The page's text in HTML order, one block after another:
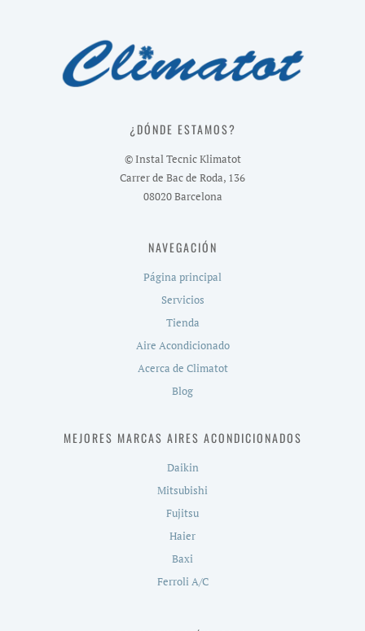
¿DÓNDE ESTAMOS?
© Instal Tecnic Klimatot
Carrer de Bac de Roda, 136
08020 Barcelona
NAVEGACIÓN
Página principal
Servicios
Tienda
Aire Acondicionado
Acerca de Climatot
Blog
MEJORES MARCAS AIRES ACONDICIONADOS
Daikin
Mitsubishi
Fujitsu
Haier
Baxi
Ferroli A/C